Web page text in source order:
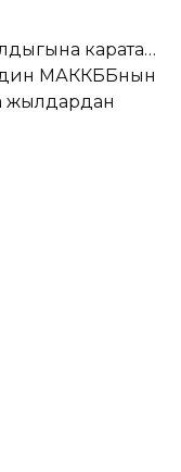
карата…
МАККББнын
жылдардан